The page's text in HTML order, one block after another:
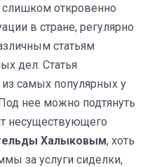
слишком откровенно
в стране, регулярно
статьям
дел. Статья
самых популярных у
нее можно подтянуть
несуществующего
Халыковым, хоть
за услуги сиделки,